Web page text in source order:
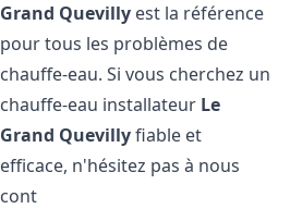
Grand Quevilly est la référence
pour tous les problèmes de
chauffe-eau. Si vous cherchez un
chauffe-eau installateur Le
Grand Quevillyfiable et
efficace, n'hésitez pas à nous
cont